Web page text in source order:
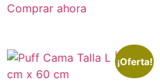
Comprar ahora
¡Oferta!